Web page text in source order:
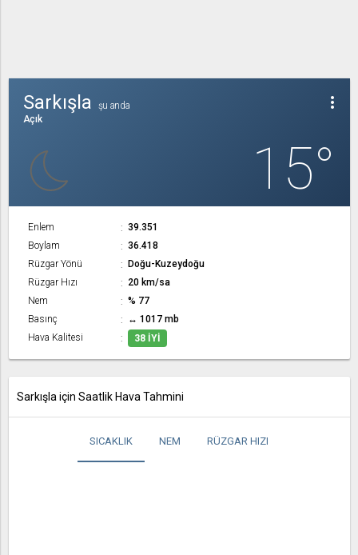
more_vert
Sarkışla
şu anda
Açık
15°
Enlem
39.351
Boylam
36.418
Rüzgar Yönü
Doğu-Kuzeydoğu
Rüzgar Hızı
20 km/sa
Nem
% 77
Basınç
↔ 1017 mb
Hava Kalitesi
38 İYI
Sarkışla için Saatlik Hava Tahmini
SICAKLIK NEM RÜZGAR HIZI